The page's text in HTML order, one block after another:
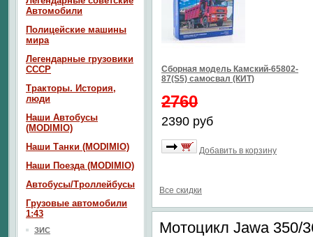
Сборная модель Камский-65802-
87(S5) самосвал (КИТ)
2760
2390 руб
Добавить в корзину
Все скидки
Мотоцикл Jawa 350/
Автомобили
Полицейские машины
мира
Легендарные грузовики
СССР
Тракторы. История,
люди
Наши Автобусы
(MODIMIO)
Наши Танки (MODIMIO)
Наши Поезда (MODIMIO)
Автобусы/Троллейбусы
Грузовые автомобили
1:43
ЗИС